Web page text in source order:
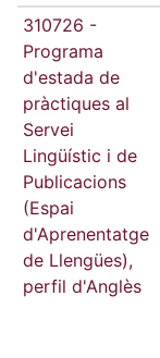
310726 -
Programa
d'estada de
pràctiques al
Servei
Lingüístic i de
Publicacions
(Espai
d'Aprenentatge
de Llengües),
perfil d'Anglès